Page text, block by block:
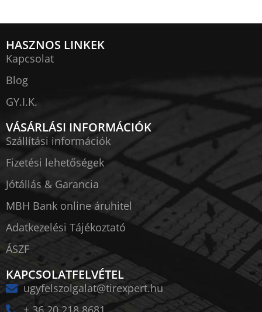
HASZNOS LINKEK
Kapcsolat
Blog
GY.I.K.
VÁSÁRLÁSI INFORMÁCIÓK
Szállítási információk
Fizetési lehetőségek
Jótállás & Garancia
MBH Bank online áruhitel
Adatkezelési Tájékoztató
ÁSZF
KAPCSOLATFELVÉTEL
ugyfelszolgalat@tirexpert.hu